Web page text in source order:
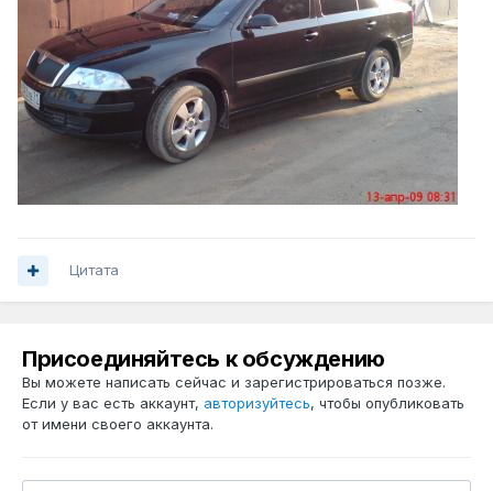
Цитата
Присоединяйтесь к обсуждению
Вы можете написать сейчас и зарегистрироваться позже.
Если у вас есть аккаунт, авторизуйтесь, чтобы опубликовать
от имени своего аккаунта.